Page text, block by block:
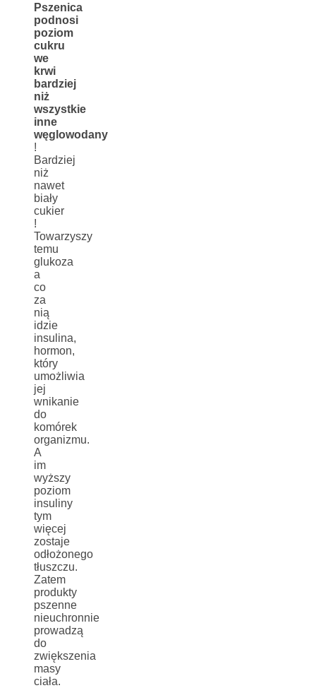
Pszenica
podnosi
poziom
cukru
we
krwi
bardziej
niż
wszystkie
inne
węglowodany
!
Bardziej
niż
nawet
biały
cukier
!
Towarzyszy
temu
glukoza
a
co
za
nią
idzie
insulina,
hormon,
który
umożliwia
jej
wnikanie
do
komórek
organizmu.
A
im
wyższy
poziom
insuliny
tym
więcej
zostaje
odłożonego
tłuszczu.
Zatem
produkty
pszenne
nieuchronnie
prowadzą
do
zwiększenia
masy
ciała.